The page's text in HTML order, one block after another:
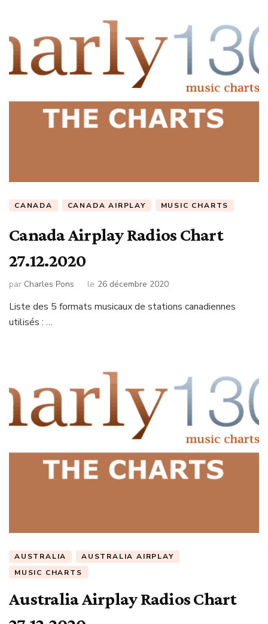
CANADA CANADA AIRPLAY MUSIC CHARTS
Canada Airplay Radios Chart
27.12.2020
par Charles Pons le 26 décembre 2020
Liste des 5 formats musicaux de stations canadiennes
utilisés : …
AUSTRALIA
AUSTRALIA AIRPLAY
MUSIC CHARTS
Australia Airplay Radios Chart